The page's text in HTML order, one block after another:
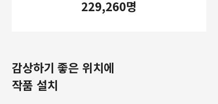
229,260명
감상하기 좋은 위치에
작품 설치